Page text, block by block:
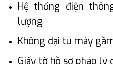
Hệ thống điện
lượng
Không đại tu máy
Giấy tờ hồ sơ pháp lý